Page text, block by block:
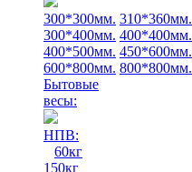
300*300мм. 310*360мм.
300*400мм. 400*400мм.
400*500мм. 450*600мм.
600*800мм. 800*800мм.
Бытовые
весы:
НПВ:
60кг
150кг